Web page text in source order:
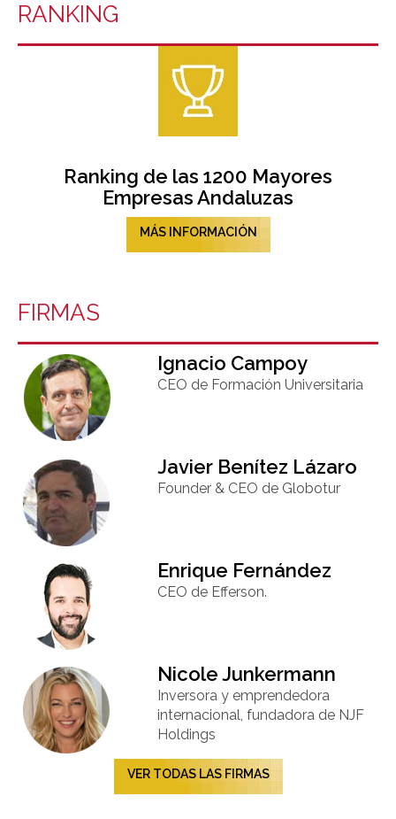
RANKING
Ranking de las 1200 Mayores
Empresas Andaluzas
MÁS INFORMACIÓN
FIRMAS
Ignacio Campoy​
CEO de Formación Universitaria​
Javier Benítez Lázaro
Founder & CEO de Globotur​
Enrique Fernández
CEO de Efferson.
Nicole Junkermann​
Inversora y emprendedora
internacional, fundadora de NJF
Holdings
VER TODAS LAS FIRMAS